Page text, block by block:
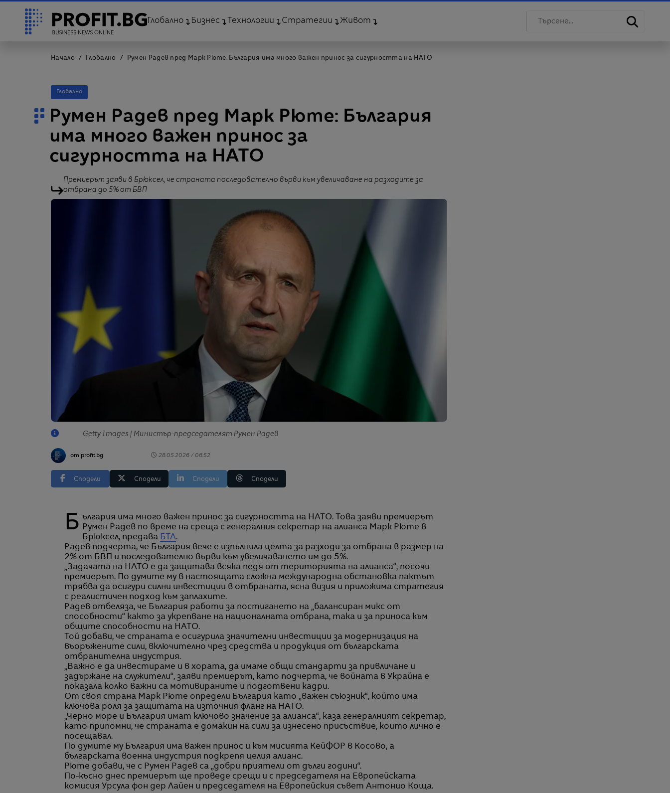
Глобално Бизнес Технологии Стратегии Живот
Начало Глобално Румен Радев пред Марк Рюте: България има много важен принос за сигурността на НАТО
Глобално
Румен Радев пред Марк Рюте: България
има много важен принос за
сигурността на НАТО
Премиерът заяви в Брюксел, че страната последователно върви към увеличаване на разходите за
отбрана до 5% от БВП
Getty Images | Министър-председателят Румен Радев
от profit.bg 28.05.2026 / 06:52
Сподели Сподели Сподели Сподели
България има много важен принос за сигурността на НАТО. Това заяви премиерът
Румен Радев по време на среща с генералния секретар на алианса Марк Рюте в
Брюксел, предава БТА.
Радев подчерта, че България вече е изпълнила целта за разходи за отбрана в размер на
2% от БВП и последователно върви към увеличаването им до 5%.
„Задачата на НАТО е да защитава всяка педя от територията на алианса“, посочи
премиерът. По думите му в настоящата сложна международна обстановка пактът
трябва да осигури силни инвестиции в отбраната, ясна визия и приложима стратегия
с реалистичен подход към заплахите.
Радев отбеляза, че България работи за постигането на „балансиран микс от
способности“ както за укрепване на националната отбрана, така и за приноса към
общите способности на НАТО.
Той добави, че страната е осигурила значителни инвестиции за модернизация на
въоръжените сили, включително чрез средства и продукция от българската
отбранителна индустрия.
„Важно е да инвестираме и в хората, да имаме общи стандарти за привличане и
задържане на служители“, заяви премиерът, като подчерта, че войната в Украйна е
показала колко важни са мотивираните и подготвени кадри.
От своя страна Марк Рюте определи България като „важен съюзник“, който има
ключова роля за защитата на източния фланг на НАТО.
„Черно море и България имат ключово значение за алианса“, каза генералният секретар,
като припомни, че страната е домакин на сили за изнесено присъствие, които лично е
посещавал.
По думите му България има важен принос и към мисията КейФОР в Косово, а
българската военна индустрия подкрепя целия алианс.
Рюте добави, че с Румен Радев са „добри приятели от дълги години“.
По-късно днес премиерът ще проведе срещи и с председателя на Европейската
комисия Урсула фон дер Лайен и председателя на Европейския съвет Антонио Коща.